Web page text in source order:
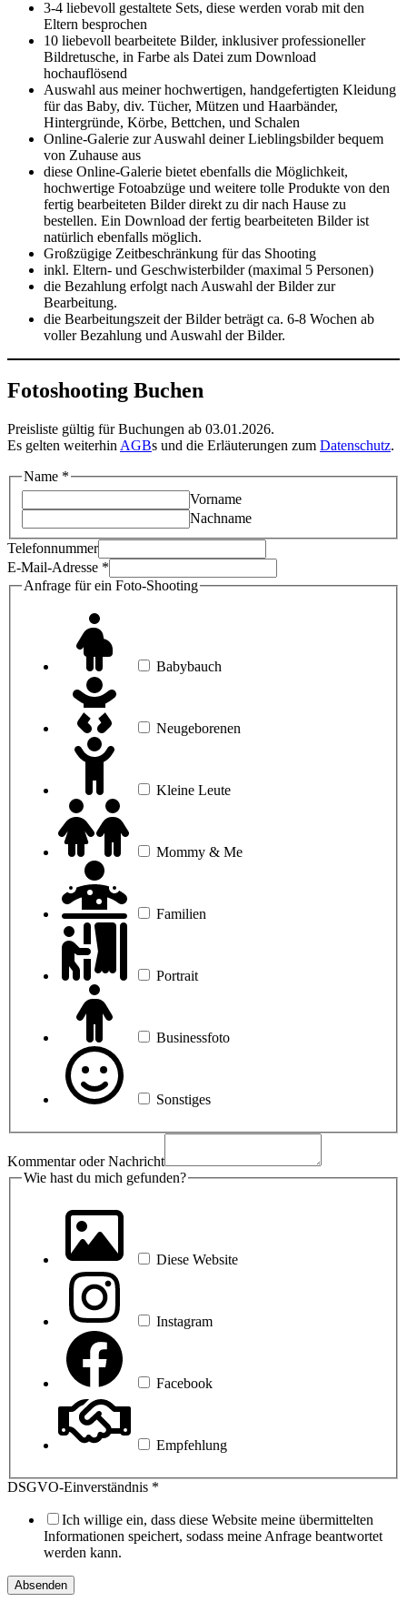
3-4 liebevoll gestaltete Sets, diese werden vorab mit den
Eltern besprochen
10 liebevoll bearbeitete Bilder, inklusiver professioneller
Bildretusche, in Farbe als Datei zum Download
hochauflösend
Auswahl aus meiner hochwertigen, handgefertigten Kleidung
für das Baby, div. Tücher, Mützen und Haarbänder,
Hintergründe, Körbe, Bettchen, und Schalen
Online-Galerie zur Auswahl deiner Lieblingsbilder bequem
von Zuhause aus
diese Online-Galerie bietet ebenfalls die Möglichkeit,
hochwertige Fotoabzüge und weitere tolle Produkte von den
fertig bearbeiteten Bilder direkt zu dir nach Hause zu
bestellen. Ein Download der fertig bearbeiteten Bilder ist
natürlich ebenfalls möglich.
Großzügige Zeitbeschränkung für das Shooting
inkl. Eltern- und Geschwisterbilder (maximal 5 Personen)
die Bezahlung erfolgt nach Auswahl der Bilder zur
Bearbeitung.
die Bearbeitungszeit der Bilder beträgt ca. 6-8 Wochen ab
voller Bezahlung und Auswahl der Bilder.
Fotoshooting Buchen
Preisliste gültig für Buchungen ab 03.01.2026.
Es gelten weiterhin AGBs und die Erläuterungen zum Datenschutz.
Name *
Vorname
Nachname
Telefonnummer
E-Mail-Adresse *
Anfrage für ein Foto-Shooting
Babybauch
Neugeborenen
Kleine Leute
Mommy & Me
Familien
Portrait
Businessfoto
Sonstiges
Kommentar oder Nachricht
Telefonnummer
Wie hast du mich gefunden?
Diese Website
Instagram
Facebook
Empfehlung
DSGVO-Einverständnis *
Ich willige ein, dass diese Website meine übermittelten
Informationen speichert, sodass meine Anfrage beantwortet
werden kann.
Absenden